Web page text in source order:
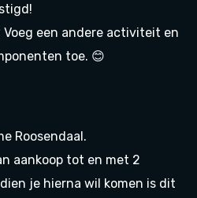
een andere activiteit en
toe. 😊
Roosendaal.
aankoop tot en met 2
je hierna wil komen is dit